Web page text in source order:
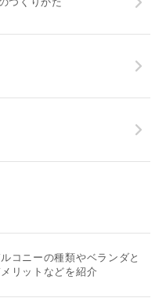
コニーの種類やベランダと
リットなどを紹介